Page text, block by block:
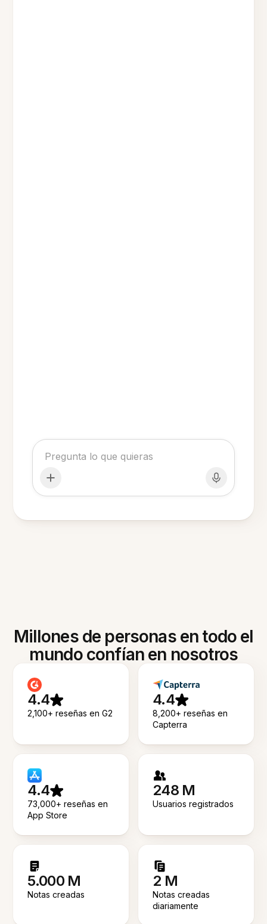
Millones de personas en todo el
mundo confían en nosotros
4.4
2,100+ reseñas en G2
4.4
8,200+ reseñas en
Capterra
4.4
73,000+ reseñas en
App Store
248 M
Usuarios registrados
5.000 M
Notas creadas
2 M
Notas creadas
diariamente